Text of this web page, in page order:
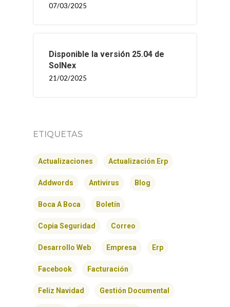
07/03/2025
Disponible la versión 25.04 de
SolNex
21/02/2025
ETIQUETAS
Actualizaciones Actualización Erp
Addwords Antivirus Blog
Boca A Boca Boletín
Copia Seguridad Correo
Desarrollo Web Empresa Erp
Facebook Facturación
Feliz Navidad Gestión Documental